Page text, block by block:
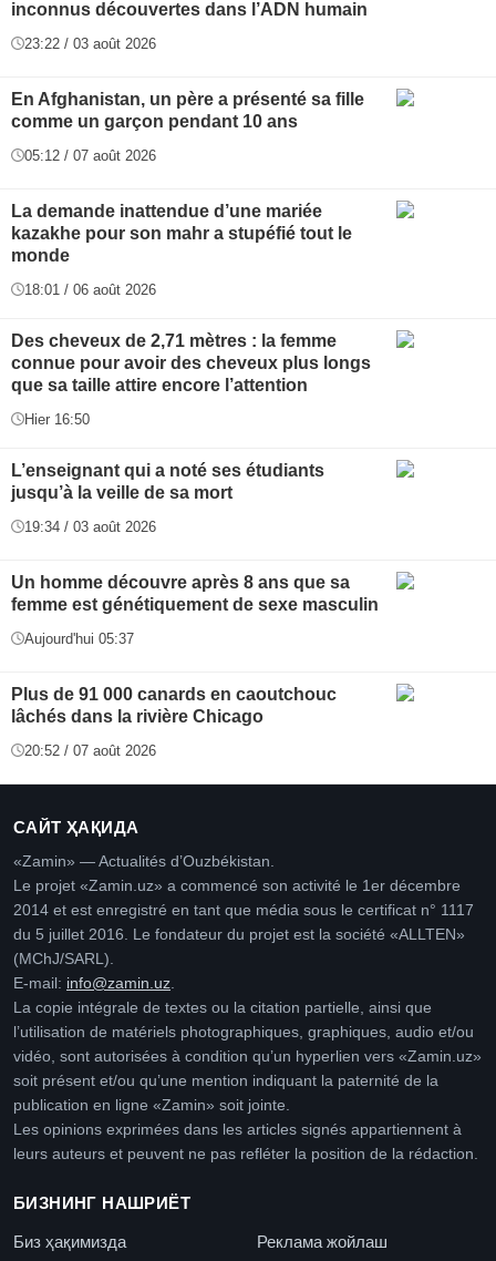
inconnus découvertes dans l’ADN humain
23:22 / 03 août 2026
En Afghanistan, un père a présenté sa fille
comme un garçon pendant 10 ans
05:12 / 07 août 2026
La demande inattendue d’une mariée
kazakhe pour son mahr a stupéfié tout le
monde
18:01 / 06 août 2026
Des cheveux de 2,71 mètres : la femme
connue pour avoir des cheveux plus longs
que sa taille attire encore l’attention
Hier 16:50
L’enseignant qui a noté ses étudiants
jusqu’à la veille de sa mort
19:34 / 03 août 2026
Un homme découvre après 8 ans que sa
femme est génétiquement de sexe masculin
Aujourd'hui 05:37
Plus de 91 000 canards en caoutchouc
lâchés dans la rivière Chicago
20:52 / 07 août 2026
САЙТ ҲАҚИДА
«Zamin» — Actualités d’Ouzbékistan.
Le projet «Zamin.uz» a commencé son activité le 1er décembre
2014 et est enregistré en tant que média sous le certificat n° 1117
du 5 juillet 2016. Le fondateur du projet est la société «ALLTEN»
(MChJ/SARL).
E-mail: info@zamin.uz
La copie intégrale de textes ou la citation partielle, ainsi que
l’utilisation de matériels photographiques, graphiques, audio et/ou
vidéo, sont autorisées à condition qu’un hyperlien vers «Zamin.uz»
soit présent et/ou qu’une mention indiquant la paternité de la
publication en ligne «Zamin» soit jointe.
Les opinions exprimées dans les articles signés appartiennent à
leurs auteurs et peuvent ne pas refléter la position de la rédaction.
БИЗНИНГ НАШРИЁТ
Биз ҳақимизда Реклама жойлаш